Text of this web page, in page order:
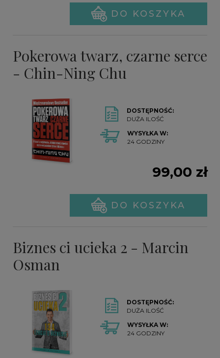
DO KOSZYKA
Pokerowa twarz, czarne serce
- Chin-Ning Chu
DOSTĘPNOŚĆ:
DUŻA ILOŚĆ
WYSYŁKA W:
24 GODZINY
99,00 zł
DO KOSZYKA
Biznes ci ucieka 2 - Marcin
Osman
DOSTĘPNOŚĆ:
DUŻA ILOŚĆ
WYSYŁKA W:
24 GODZINY